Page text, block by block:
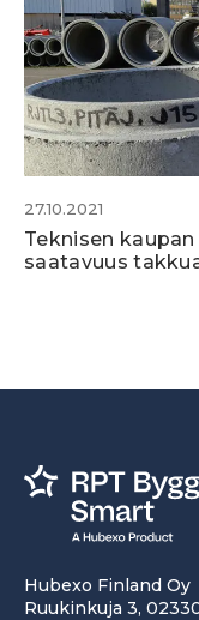
27.10.2021
Teknisen
saatavuus
Hubexo Finland Oy
Ruukinkuja 3,